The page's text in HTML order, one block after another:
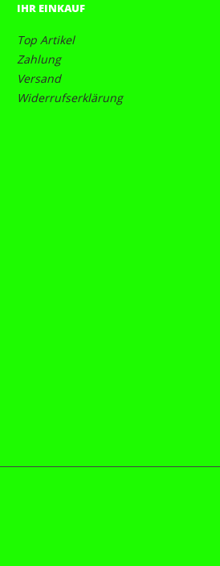
IHR EINKAUF
Top Artikel
Zahlung
Versand
Widerrufserklärung